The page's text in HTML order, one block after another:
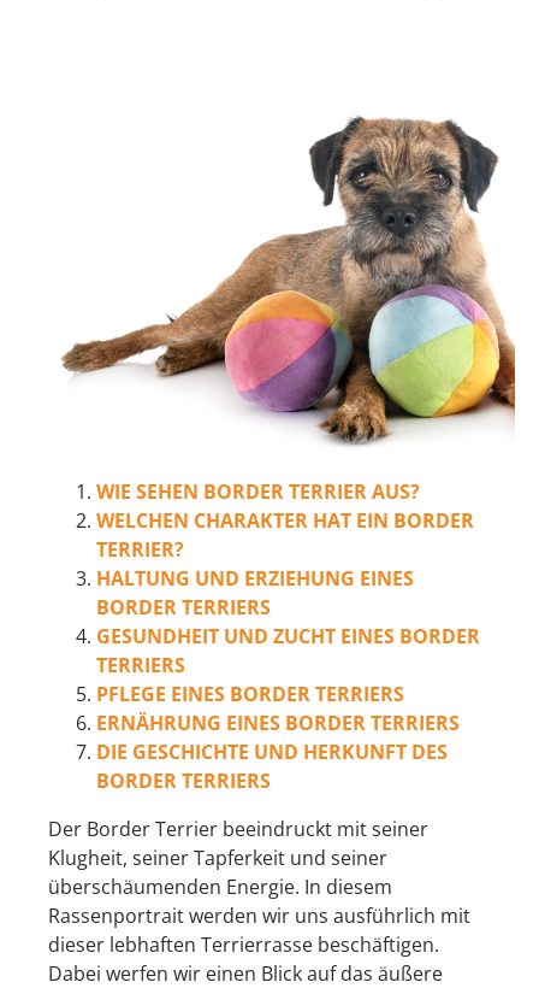
WIE SEHEN BORDER TERRIER AUS?
WELCHEN CHARAKTER HAT EIN BORDER
TERRIER?
HALTUNG UND ERZIEHUNG EINES
BORDER TERRIERS
GESUNDHEIT UND ZUCHT EINES BORDER
TERRIERS
PFLEGE EINES BORDER TERRIERS
ERNÄHRUNG EINES BORDER TERRIERS
DIE GESCHICHTE UND HERKUNFT DES
BORDER TERRIERS
Der Border Terrier beeindruckt mit seiner
Klugheit, seiner Tapferkeit und seiner
überschäumenden Energie. In diesem
Rassenportrait werden wir uns ausführlich mit
dieser lebhaften Terrierrasse beschäftigen.
Dabei werfen wir einen Blick auf das äußere